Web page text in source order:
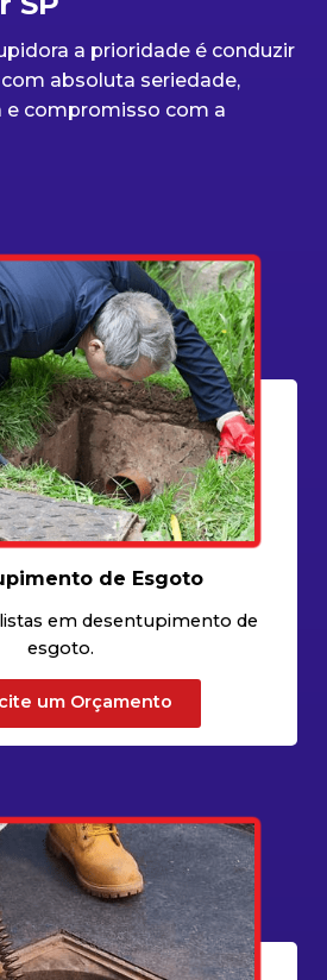
a prioridade é conduzir
absoluta seriedade,
e compromisso com a
de Esgoto
em desentupimento de
esgoto.
um Orçamento